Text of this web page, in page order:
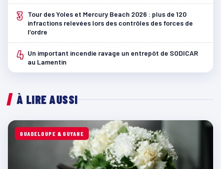
3
Tour des Yoles et Mercury Beach 2026 : plus de 120
infractions relevées lors des contrôles des forces de
l’ordre
4 Un important incendie ravage un entrepôt de SODICAR
au Lamentin
À LIRE AUSSI
GUADELOUPE & GUYANE